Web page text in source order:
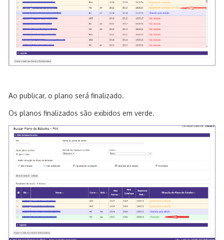
Ao publicar, o plano será finalizado.
Os planos finalizados são exibidos em verde.